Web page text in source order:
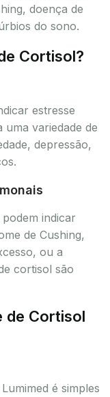
doença de
do sono.
Cortisol?
estresse
variedade de
depressão,
indicar
de Cushing,
ou a
cortisol são
de Cortisol
é simples